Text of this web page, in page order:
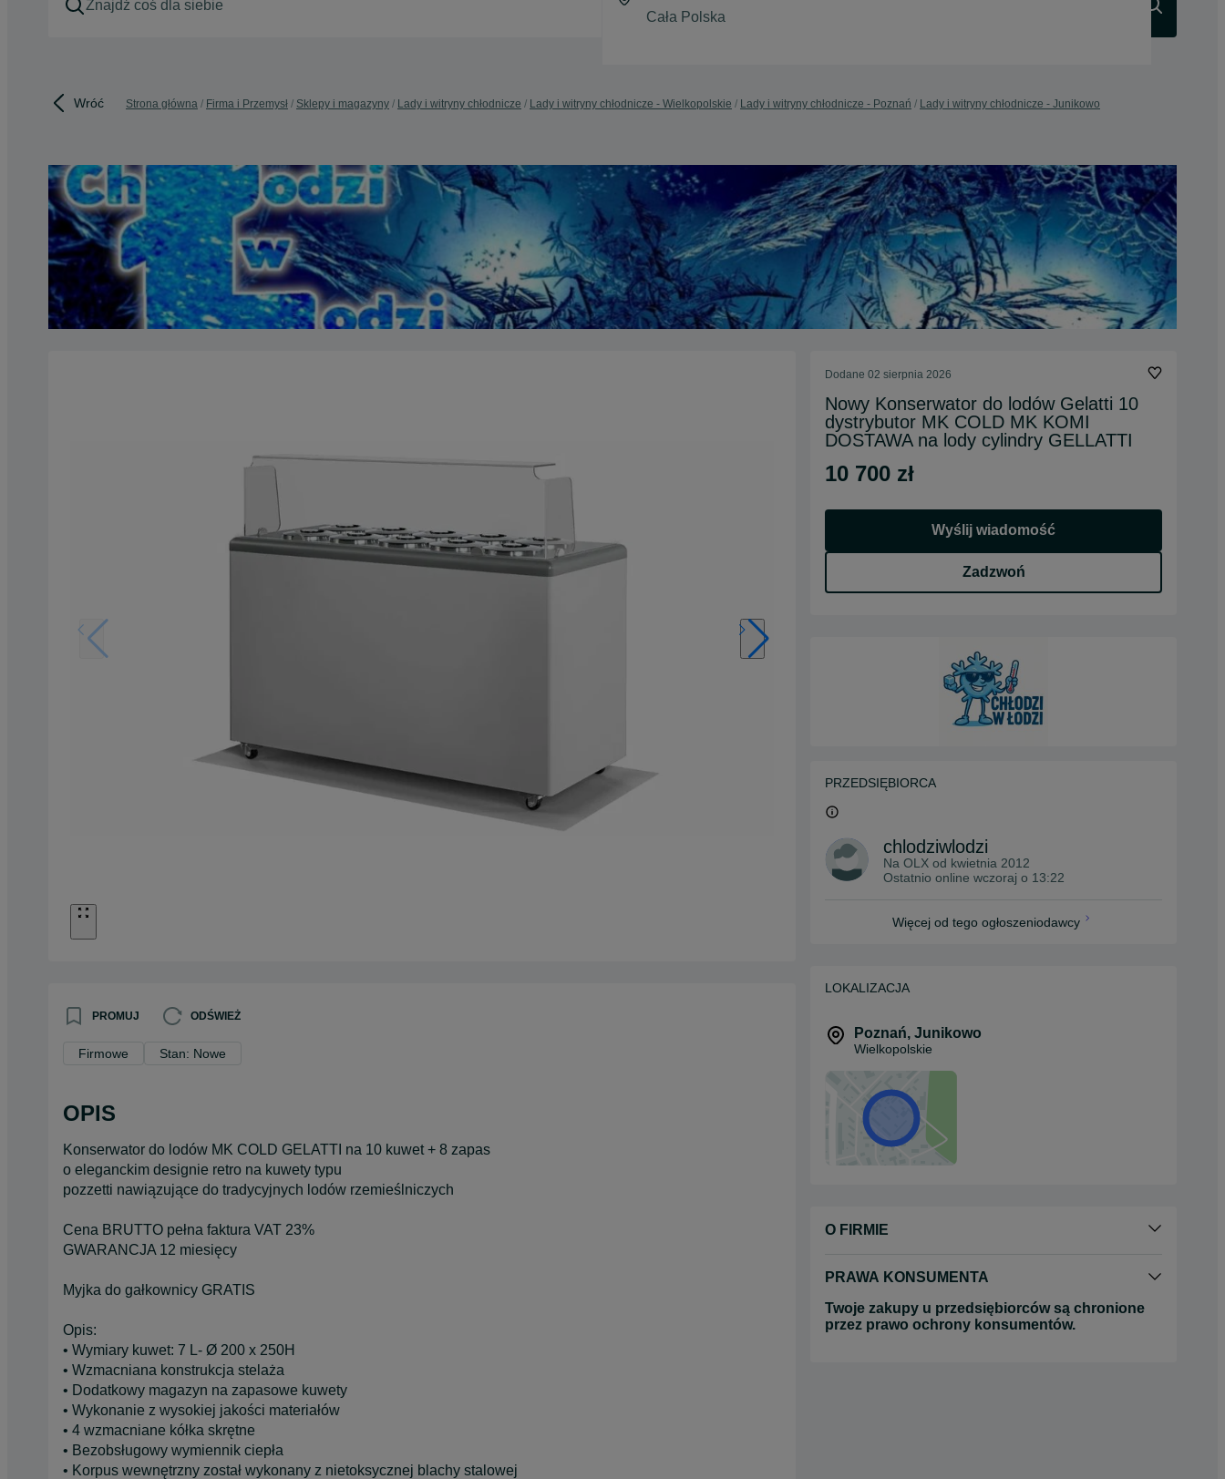
Wróć Strona główna Firma i Przemysł Sklepy i magazyny Lady i witryny chłodnicze Lady i witryny chłodnicze - Wielkopolskie Lady i witryny chłodnicze - Poznań Lady i witryny chłodnicze - Junikowo
PROMUJ ODŚWIEŻ
Firmowe Stan: Nowe
OPIS
Konserwator do lodów MK COLD GELATTI na 10 kuwet + 8 zapas
o eleganckim designie retro na kuwety typu
pozzetti nawiązujące do tradycyjnych lodów rzemieślniczych
Cena BRUTTO pełna faktura VAT 23%
GWARANCJA 12 miesięcy
Myjka do gałkownicy GRATIS
Opis:
• Wymiary kuwet: 7 L- Ø 200 x 250H
• Wzmacniana konstrukcja stelaża
• Dodatkowy magazyn na zapasowe kuwety
• Wykonanie z wysokiej jakości materiałów
• 4 wzmacniane kółka skrętne
• Bezobsługowy wymiennik ciepła
• Korpus wewnętrzny został wykonany z nietoksycznej blachy stalowej
Dodane 02 sierpnia 2026
Nowy Konserwator do lodów Gelatti 10
dystrybutor MK COLD MK KOMI
DOSTAWA na lody cylindry GELLATTI
10 700 zł
Wyślij wiadomość
Zadzwoń
PRZEDSIĘBIORCA
chlodziwlodzi
Na OLX od kwietnia 2012
Ostatnio online wczoraj o 13:22
Więcej od tego ogłoszeniodawcy
LOKALIZACJA
Poznań, Junikowo
Wielkopolskie
O FIRMIE
PRAWA KONSUMENTA
Twoje zakupy u przedsiębiorców są chronione
przez prawo ochrony konsumentów.